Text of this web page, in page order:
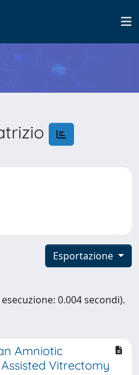
Esportazione
0.004 secondi).
Amniotic
Vitrectomy